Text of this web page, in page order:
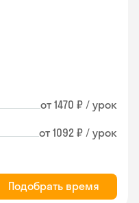
от 1470 ₽ / урок
от 1092 ₽ / урок
Подобрать время